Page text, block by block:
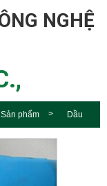
NGHỆ
Sản phẩm Dầu
CopCo Roto Xtend